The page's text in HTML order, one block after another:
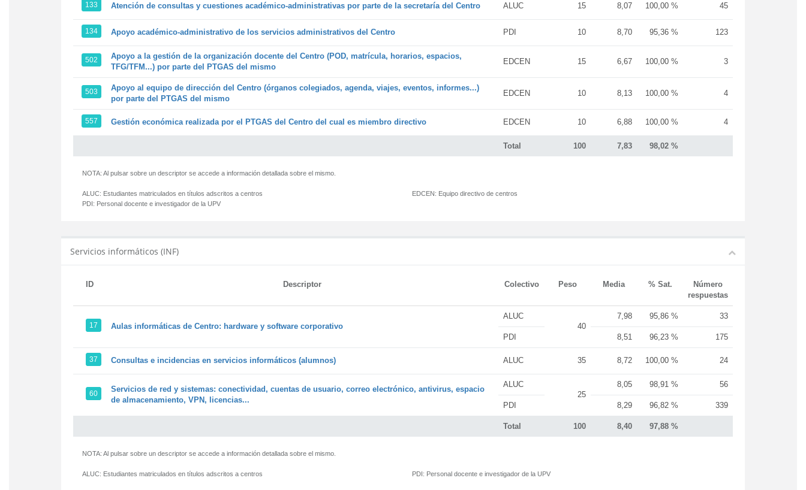
Total 100 7,83 98,02 %
133 Atención de consultas y cuestiones académico-administrativas por parte de la secretaría del Centro ALUC 15 8,07 100,00 % 45
134 Apoyo académico-administrativo de los servicios administrativos del Centro PDI 10 8,70 95,36 % 123
502
Apoyo a la gestión de la organización docente del Centro (POD, matrícula, horarios, espacios,
TFG/TFM...) por parte del PTGAS del mismo
EDCEN 15 6,67 100,00 % 3
503
Apoyo al equipo de dirección del Centro (órganos colegiados, agenda, viajes, eventos, informes...)
por parte del PTGAS del mismo
EDCEN 10 8,13 100,00 % 4
557 Gestión económica realizada por el PTGAS del Centro del cual es miembro directivo EDCEN 10 6,88 100,00 % 4
NOTA: Al pulsar sobre un descriptor se accede a información detallada sobre el mismo.
ALUC: Estudiantes matriculados en títulos adscritos a centros
PDI: Personal docente e investigador de la UPV
EDCEN: Equipo directivo de centros
Servicios informáticos (INF)
ID Descriptor Colectivo Peso Media % Sat.
Número
respuestas
Total 100 8,40 97,88 %
17 Aulas informáticas de Centro: hardware y software corporativo
ALUC
40
7,98 95,86 % 33
PDI 8,51 96,23 % 175
37 Consultas e incidencias en servicios informáticos (alumnos) ALUC 35 8,72 100,00 % 24
60
Servicios de red y sistemas: conectividad, cuentas de usuario, correo electrónico, antivirus, espacio
de almacenamiento, VPN, licencias...
ALUC
25
8,05 98,91 % 56
PDI 8,29 96,82 % 339
NOTA: Al pulsar sobre un descriptor se accede a información detallada sobre el mismo.
ALUC: Estudiantes matriculados en títulos adscritos a centros PDI: Personal docente e investigador de la UPV